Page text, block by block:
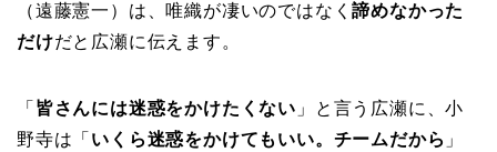
（遠藤憲一）は、唯織が凄いのではなく諦めなかった
だけだと広瀬に伝えます。
「 皆さんには迷惑をかけたくない 」と言う広瀬に、小
野寺は「 いくら迷惑をかけてもいい。チームだから 」